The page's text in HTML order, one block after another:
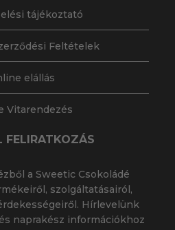
tájékoztató
Feltételek
elállás
Vitarendezés
FELIRATKOZÁS
a Sweetic Csokoládé
szolgáltatásairól,
Hírlevelünk
naprakész információkhoz